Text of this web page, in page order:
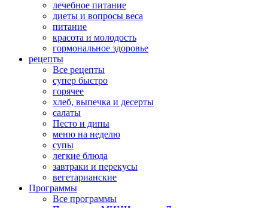
лечебное питание
диеты и вопросы веса
питание
красота и молодость
гормональное здоровье
рецепты
Все рецепты
супер быстро
горячее
хлеб, выпечка и десерты
салаты
Песто и дипы
меню на неделю
супы
легкие блюда
завтраки и перекусы
вегетарианские
Программы
Все программы